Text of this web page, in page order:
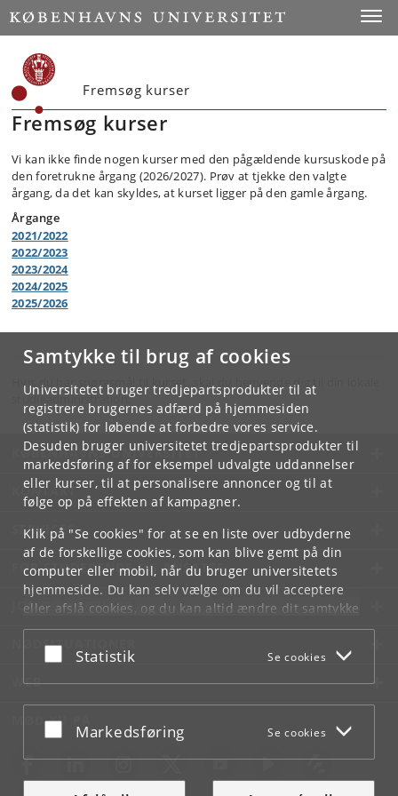
Samtykke til brug af cookies
Universitetet bruger tredjepartsprodukter til at
registrere brugernes adfærd på hjemmesiden
(statistik) for løbende at forbedre vores service.
Desuden bruger universitetet tredjepartsprodukter til
markedsføring af for eksempel udvalgte uddannelser
eller kurser, til at personalisere annoncer og til at
følge op på effekten af kampagner.
Klik på "Se cookies" for at se en liste over udbyderne
af de forskellige cookies, som kan blive gemt på din
computer eller mobil, når du bruger universitetets
hjemmeside. Du kan selv vælge om du vil acceptere
eller afslå cookies, og du kan altid ændre dit samtykke
underCookie- og privatlivspolitiksom du finder i
bunden af hver side.
Acceptér eller afslå
Statistik Se cookies
Acceptér eller afslå
Markedsføring Se cookies
Fremsøg kurser
Fremsøg kurser
Vi kan ikke finde nogen kurser med den pågældende kursuskode på
den foretrukne årgang (2026/2027). Prøv at tjekke den valgte
årgang, da det kan skyldes, at kurset ligger på den gamle årgang.
Årgange
2021/2022
2022/2023
2023/2024
2024/2025
2025/2026
Hvis du har spørgsmål til kurset, skal du henvende dig til din lokale
studieadministration.
KØBENHAVNS UNIVERSITET
KONTAKT
SERVICES
FOR STUDERENDE OG ANSATTE
JOB OG KARRIERE
NØDSITUATIONER
WEB
MØD KU PÅ